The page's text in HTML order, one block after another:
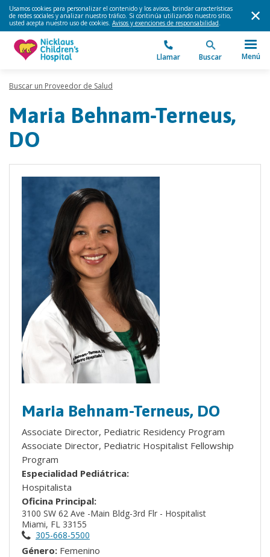
Usamos cookies para personalizar el contenido y los avisos, brindar características
de redes sociales y analizar nuestro tráfico. Si continúa utilizando nuestro sitio,
usted acepta nuestro uso de cookies. Avisos y exenciones de responsabilidad.
Llamar Buscar Menú
Buscar un Proveedor de Salud
Maria Behnam-Terneus,
DO
Maria Behnam-Terneus, DO
Associate Director, Pediatric Residency Program
Associate Director, Pediatric Hospitalist Fellowship
Program
Especialidad Pediátrica:
Hospitalista
Oficina Principal:
3100 SW 62 Ave -Main Bldg-3rd Flr - Hospitalist
Miami, FL 33155
305-668-5500
Género: Femenino